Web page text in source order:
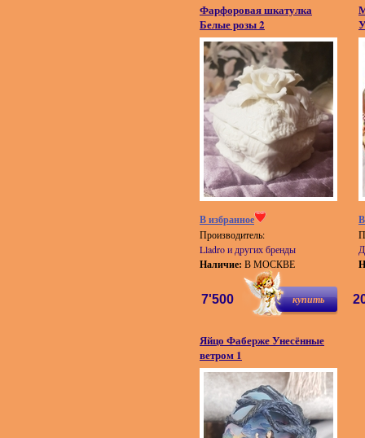
Фарфоровая шкатулка
Белые розы 2
В избранное
Производитель:
Lladro и других бренды
Наличие: В МОСКВЕ
купить
7'500
Яйцо Фаберже Унесённые
ветром 1